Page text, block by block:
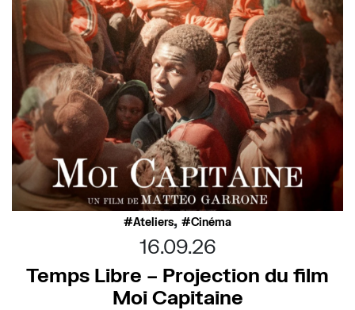
Ateliers, Cinéma
16.09.26
Temps Libre – Projection du film
Moi Capitaine